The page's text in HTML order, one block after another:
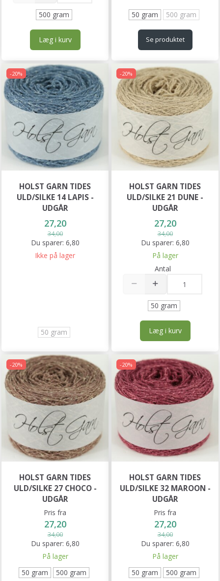
500 gram
Læg i kurv
50 gram 500 gram
Se produktet
-20%
HOLST GARN TIDES
ULD/SILKE 14 LAPIS -
UDGÅR
27,20
34,00
Du sparer: 6,80
Ikke på lager
50 gram
-20%
HOLST GARN TIDES
ULD/SILKE 21 DUNE -
UDGÅR
27,20
34,00
Du sparer: 6,80
På lager
Antal
50 gram
Læg i kurv
-20%
HOLST GARN TIDES
ULD/SILKE 27 CHOCO -
UDGÅR
Pris fra
27,20
34,00
Du sparer: 6,80
På lager
50 gram
500 gram
-20%
HOLST GARN TIDES
ULD/SILKE 32 MAROON -
UDGÅR
Pris fra
27,20
34,00
Du sparer: 6,80
På lager
50 gram
500 gram